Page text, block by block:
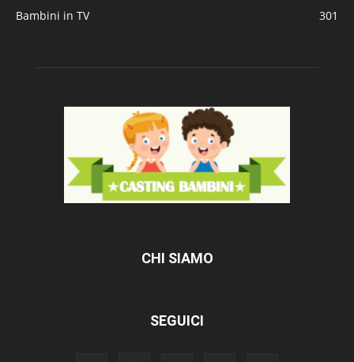
Bambini in TV
301
CHI SIAMO
SEGUICI